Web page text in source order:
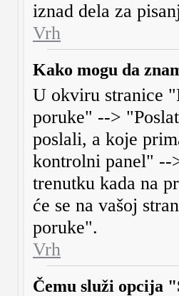
iznad dela za
Vrh
Kako mogu da
U okviru stranice
poruke" -->
poslali, a koje
kontrolni panel" --
trenutku kada na
će se na vašoj
poruke".
Vrh
Čemu služi opcija